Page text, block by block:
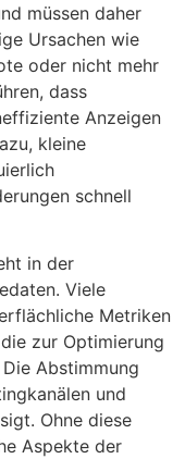
müssen daher
Ursachen wie
oder nicht mehr
dass
Anzeigen
kleine
schnell
in der
Viele
Metriken
zur Optimierung
Abstimmung
und
Ohne diese
Aspekte der